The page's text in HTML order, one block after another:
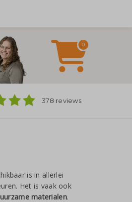
0
378 reviews
is in allerlei
Het is vaak ook
materialen.